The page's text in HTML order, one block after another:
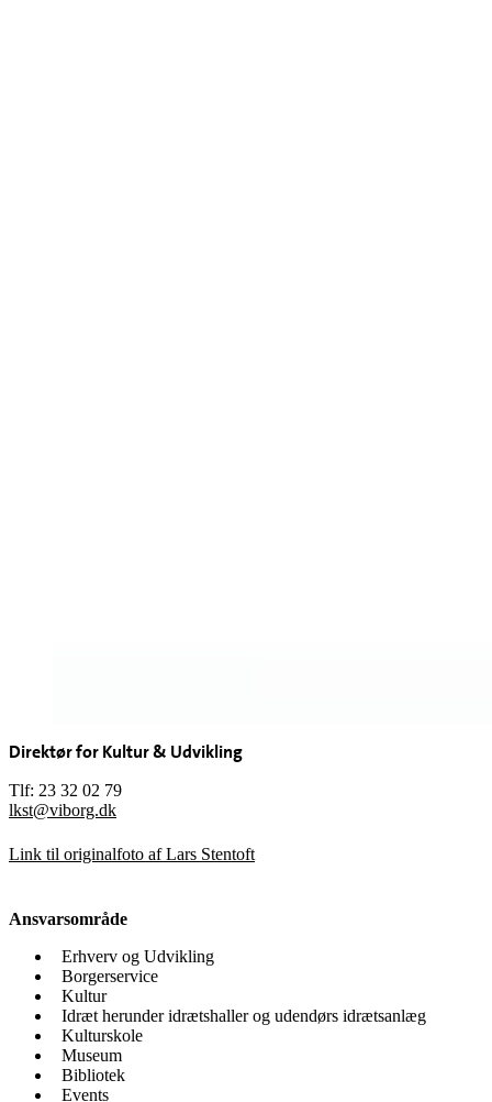
Direktør for Kultur & Udvikling
Tlf: 23 32 02 79
lkst@viborg.dk
Link til originalfoto af Lars Stentoft
Ansvarsområde
Erhverv og Udvikling
Borgerservice
Kultur
Idræt herunder idrætshaller og udendørs idrætsanlæg
Kulturskole
Museum
Bibliotek
Events